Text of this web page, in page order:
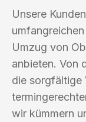
Unsere
Umzug von
anbieten. Von
die sorgfältige
wir kümmern